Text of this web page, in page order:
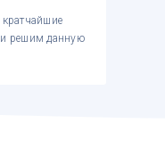
кратчайшие
решим данную